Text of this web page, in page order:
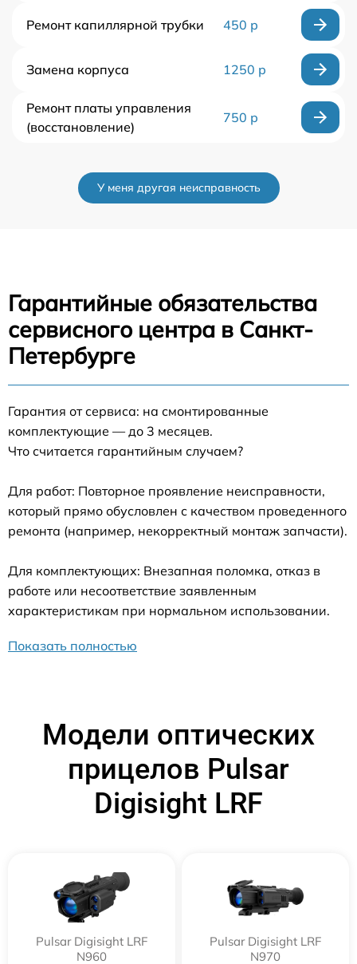
Ремонт капиллярной трубки 450 р
Замена корпуса 1250 р
Ремонт платы управления
(восстановление)
750 р
У меня другая неисправность
Гарантийные обязательства
сервисного центра в Санкт-
Петербурге
Гарантия от сервиса: на смонтированные
комплектующие — до 3 месяцев.
Что считается гарантийным случаем?
Для работ: Повторное проявление неисправности,
который прямо обусловлен с качеством проведенного
ремонта (например, некорректный монтаж запчасти).
Для комплектующих: Внезапная поломка, отказ в
работе или несоответствие заявленным
характеристикам при нормальном использовании.
Показать полностью
Модели оптических
прицелов Pulsar
Digisight LRF
Pulsar Digisight LRF
N960
Pulsar Digisight LRF
N970